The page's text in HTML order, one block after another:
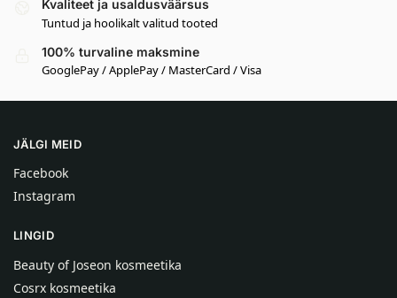
Kvaliteet ja usaldusväärsus
Tuntud ja hoolikalt valitud tooted
100% turvaline maksmine
GooglePay / ApplePay / MasterCard / Visa
JÄLGI MEID
Facebook
Instagram
LINGID
Beauty of Joseon kosmeetika
Cosrx kosmeetika